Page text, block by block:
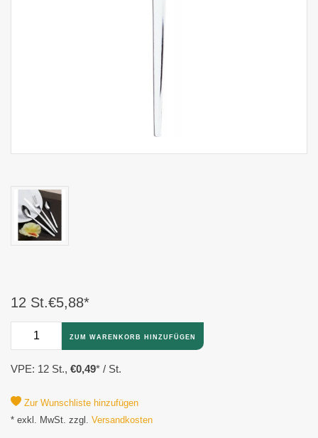
12 St.€5,88*
ZUM WARENKORB HINZUFÜGEN
VPE: 12 St., €0,49* / St.
Zur Wunschliste hinzufügen
* exkl. MwSt. zzgl. Versandkosten